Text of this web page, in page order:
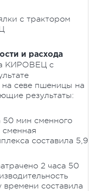
с трактором
и расхода
КИРОВЕЦ с
севе пшеницы на
результаты:
50 мин сменного
составила 5,9
2 часа 50
составила